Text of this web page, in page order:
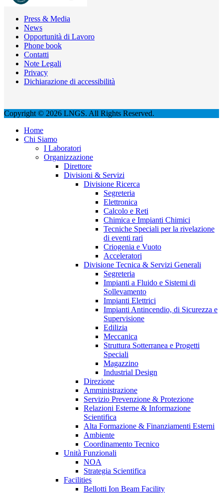
Press & Media
News
Opportunità di Lavoro
Phone book
Contatti
Note Legali
Privacy
Dichiarazione di accessibilità
Copyright © 2026 LNGS. All Rights Reserved.
Home
Chi Siamo
I Laboratori
Organizzazione
Direttore
Divisioni & Servizi
Divisione Ricerca
Segreteria
Elettronica
Calcolo e Reti
Chimica e Impianti Chimici
Tecniche Speciali per la rivelazione
di eventi rari
Criogenia e Vuoto
Acceleratori
Divisione Tecnica & Servizi Generali
Segreteria
Impianti a Fluido e Sistemi di
Sollevamento
Impianti Elettrici
Impianti Antincendio, di Sicurezza e
Supervisione
Edilizia
Meccanica
Struttura Sotterranea e Progetti
Speciali
Magazzino
Industrial Design
Direzione
Amministrazione
Servizio Prevenzione & Protezione
Relazioni Esterne & Informazione
Scientifica
Alta Formazione & Finanziamenti Esterni
Ambiente
Coordinamento Tecnico
Unità Funzionali
NOA
Strategia Scientifica
Facilities
Bellotti Ion Beam Facility